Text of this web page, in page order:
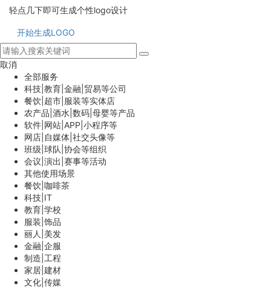
轻点几下即可生成个性logo设计
开始生成LOGO
取消
全部服务
科技|教育|金融|贸易等公司
餐饮|超市|服装等实体店
农产品|酒水|数码|母婴等产品
软件|网站|APP|小程序等
网店|自媒体|社交头像等
班级|球队|协会等组织
会议|演出|赛事等活动
其他使用场景
餐饮|咖啡茶
科技|IT
教育|学校
服装|饰品
丽人|美发
金融|企服
制造|工程
家居|建材
文化|传媒